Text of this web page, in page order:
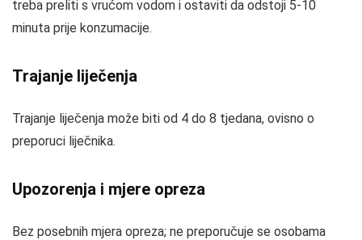
treba preliti s vrućom vodom i ostaviti da odstoji 5-10
minuta prije konzumacije.
Trajanje liječenja
Trajanje liječenja može biti od 4 do 8 tjedana, ovisno o
preporuci liječnika.
Upozorenja i mjere opreza
Bez posebnih mjera opreza; ne preporučuje se osobama